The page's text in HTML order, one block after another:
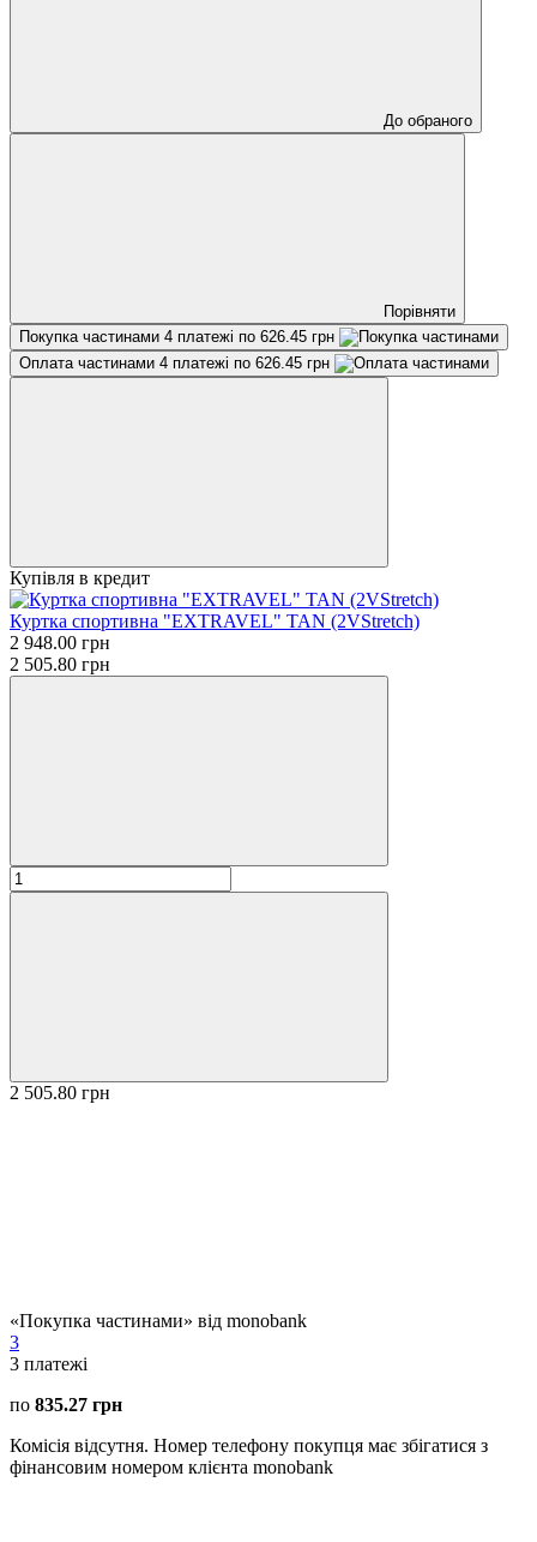
До обраного
Порівняти
Покупка частинами 4 платежі по 626.45 грн
Оплата частинами 4 платежі по 626.45 грн
Купівля в кредит
Куртка спортивна "EXTRAVEL" TAN (2VStretch)
2 948.00 грн
2 505.80 грн
2 505.80 грн
«Покупка частинами» від monobank
3
3 платежі
по 835.27 грн
Комісія відсутня. Номер телефону покупця має збігатися з
фінансовим номером клієнта monobank